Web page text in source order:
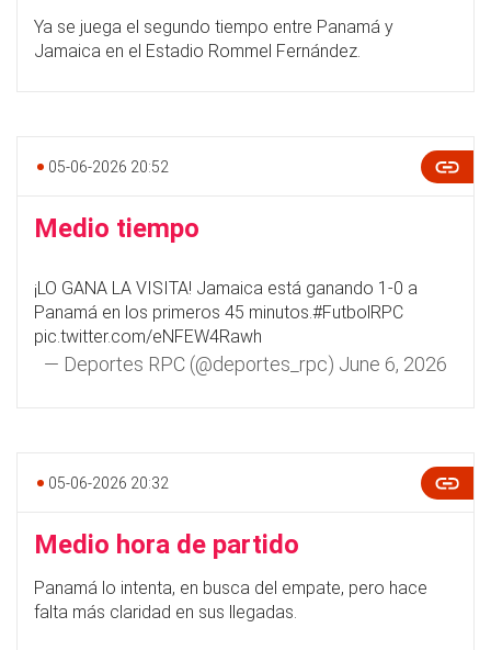
Ya se juega el segundo tiempo entre Panamá y
Jamaica en el Estadio Rommel Fernández.
05-06-2026 20:52
Medio tiempo
¡LO GANA LA VISITA! Jamaica está ganando 1-0 a
Panamá en los primeros 45 minutos.#FutbolRPC
pic.twitter.com/eNFEW4Rawh
— Deportes RPC (@deportes_rpc) June 6, 2026
05-06-2026 20:32
Medio hora de partido
Panamá lo intenta, en busca del empate, pero hace
falta más claridad en sus llegadas.